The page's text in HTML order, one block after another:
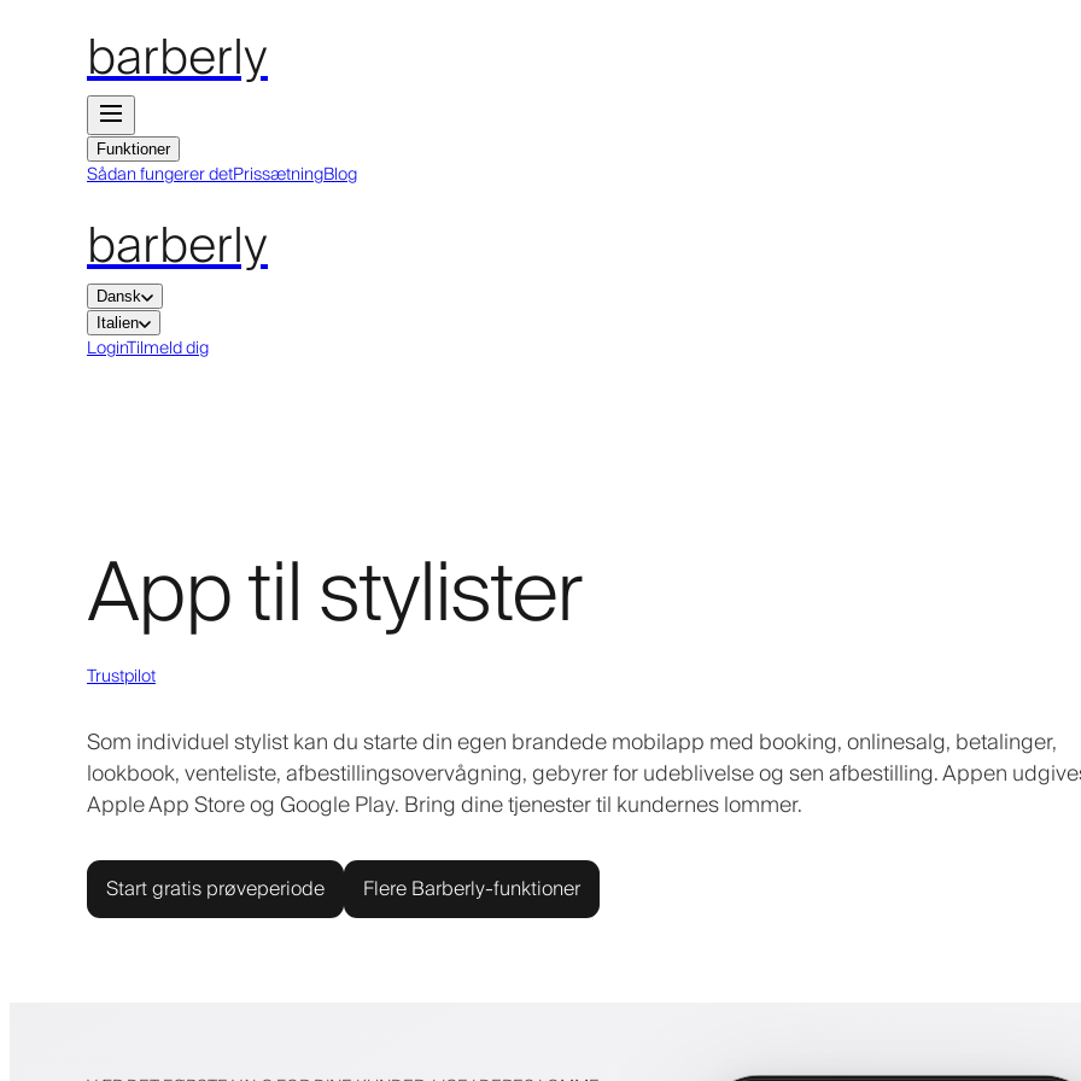
barberly
Funktioner
Sådan fungerer detPrissætningBlog
barberly
Dansk
Italien
LoginTilmeld dig
App til stylister
Trustpilot
Som individuel stylist kan du starte din egen brandede mobilapp med booking, onlinesalg, betalinger,
lookbook, venteliste, afbestillingsovervågning, gebyrer for udeblivelse og sen afbestilling. Appen
Apple App Store og Google Play. Bring dine tjenester til kundernes lommer.
Start gratis prøveperiode Flere Barberly-funktioner